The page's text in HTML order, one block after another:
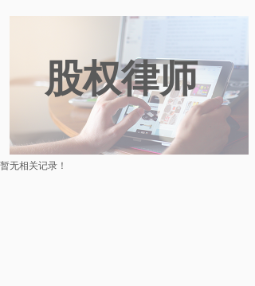
暂无相关记录！
股权律师